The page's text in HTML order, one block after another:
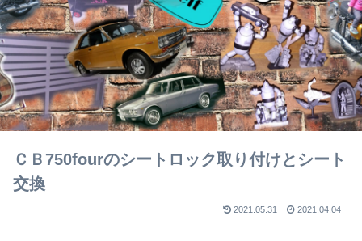
ＣＢ750fourのシートロック取り付けとシート
交換
2021.05.31 2021.04.04